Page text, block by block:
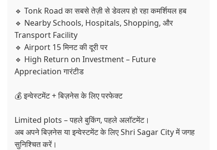
🔹 Tonk Road का सबसे तेज़ी से डेवलप हो रहा कमर्शियल हब
🔹 Nearby Schools, Hospitals, Shopping, और
Transport Facility
🔹 Airport 15 मिनट की दूरी पर
🔹 High Return on Investment – Future
Appreciation गारंटीड
💰 इन्वेस्टमेंट + बिज़नेस के लिए परफेक्ट
Limited plots – पहले बुकिंग, पहले अलॉटमेंट।
अब अपने बिज़नेस या इन्वेस्टमेंट के लिए Shri Sagar City में जगह
सुनिश्चित करें।